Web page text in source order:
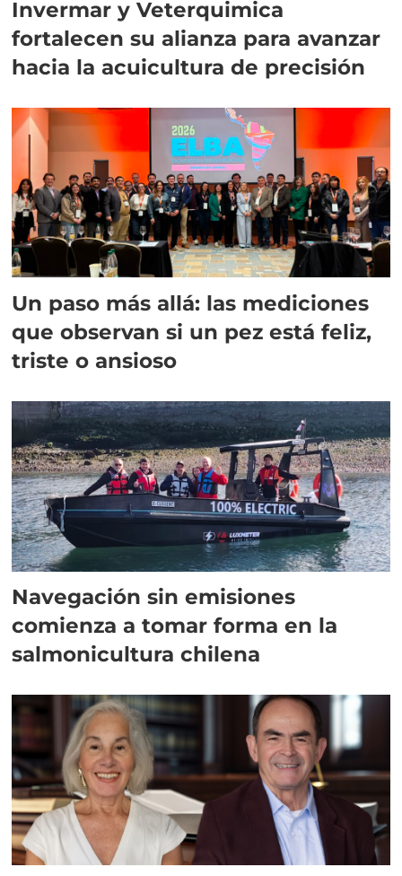
Invermar y Veterquimica
fortalecen su alianza para avanzar
hacia la acuicultura de precisión
Un paso más allá: las mediciones
que observan si un pez está feliz,
triste o ansioso
Navegación sin emisiones
comienza a tomar forma en la
salmonicultura chilena